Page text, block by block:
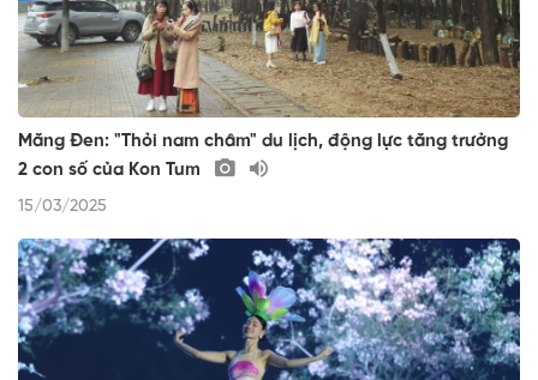
Măng Đen: "Thỏi nam châm" du lịch, động lực tăng trưởng
2 con số của Kon Tum
15/03/2025